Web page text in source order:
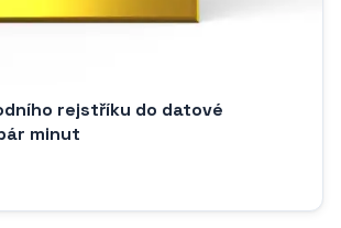
rejstříku do datové
minut